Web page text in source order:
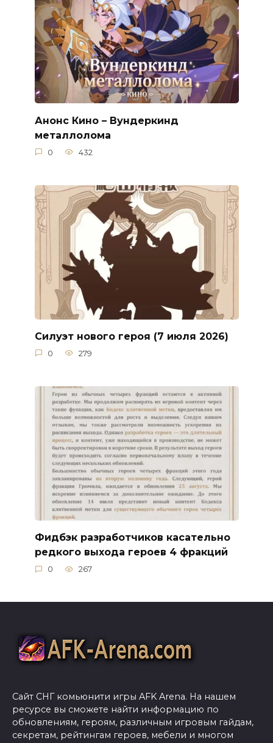
Анонс Кино – Вундеркинд
металлолома
0 432
Силуэт нового героя (7 июля 2026)
0 279
Фидбэк разработчиков касательно
редкого выхода героев 4 фракций
0 267
Сайт СНГ комьюнити игры AFK Arena. На нашем
ресурсе вы сможете найти информацию по
обновлениям, героям, различным игровым гайдам,
секретам, рейтингам героев, мебели и многом